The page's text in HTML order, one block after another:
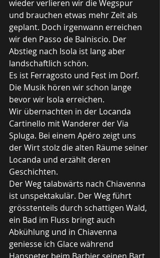
wieder verlieren wir die Wegspur
und brauchen etwas mehr Zeit als
geplant. Doch irgenwann erreichen
wir den Passo de Balniscio. Der
Abstieg nach Isola ist lang aber
landschaftlich schön.
Es ist Ferragosto und Fest im Dorf.
Die Musik hören wir schon lange
bevor wir Isola erreichen.
Wir übernachten in der Locanda
Cartinello mit Wanderer der Via
Spluga. Bei einem Apéro zeigt uns
der Wirt stolz die alten Räume seiner
Locanda und erzählt deren
Geschichten.
Der Weg talabwärts nach Chiavenna
ist unspektakulär. Der Weg führt
grösstenteils durch schattigen Wald,
ein Bad im Fluss bringt auch
Abkühlung und in Chiavenna
geniesse ich Glace während